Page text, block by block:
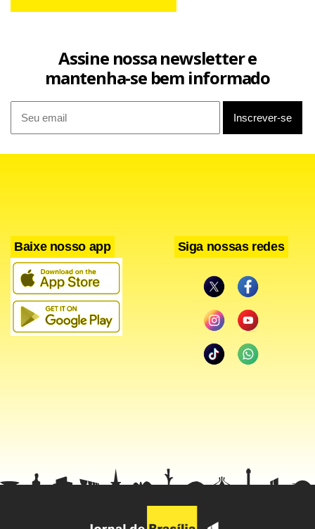
Facebook
WhatsApp
LinkedIn
TwitterTelegram
Share
Assine nossa newsletter e
mantenha-se bem informado
Baixe nosso app Siga nossas redes